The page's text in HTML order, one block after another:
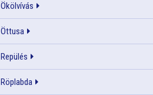
Ökölvívás
Öttusa
Repülés
Röplabda